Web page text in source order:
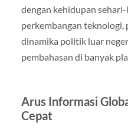
dengan kehidupan
perkembangan teknologi,
dinamika politik luar
pembahasan di banyak
Arus Informasi
Cepat